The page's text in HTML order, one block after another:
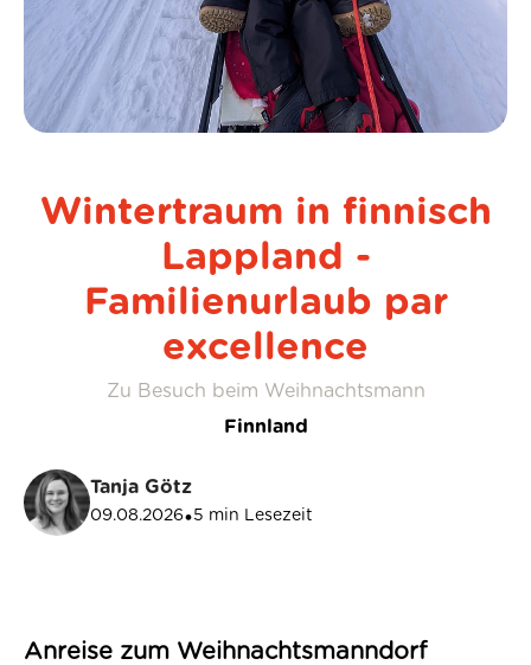
Wintertraum in finnisch
Lappland -
Familienurlaub par
excellence
Zu Besuch beim Weihnachtsmann
Finnland
Tanja Götz
09.08.2026•5 min Lesezeit
Anreise zum Weihnachtsmanndorf